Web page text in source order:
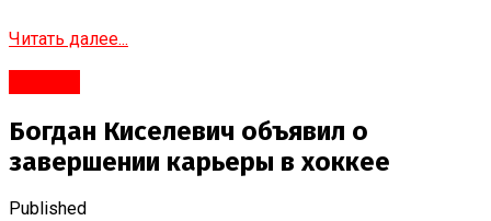
Читать далее...
Богдан Киселевич объявил о
завершении карьеры в хоккее
Published